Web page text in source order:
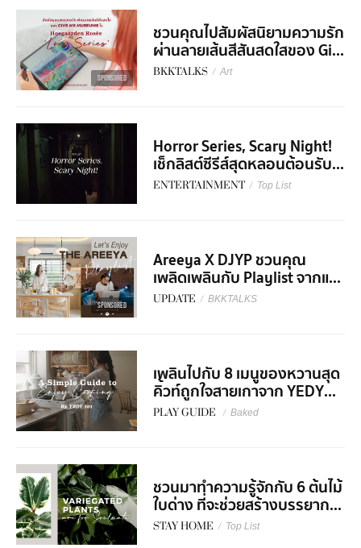
SPONSORED
ชวนคุณไปสัมผัสนิยามความรัก
ผ่านลายเส้นสีสันสดใสของ Gi...
BKKTALKS / Art
Horror Series, Scary Night!
เช็กลิสต์ซีรีส์สุดหลอนต้อนรับ...
ENTERTAINMENT / Top List
SPONSORED
Areeya X DJYP ชวนคุณ
เพลิดเพลินกับ Playlist จากแ...
UPDATE / BKKTALKS
เพลินไปกับ 8 เมนูของหวานสุด
คิ้วท์ถูกใจสายเกาจาก YEDY...
PLAY GUIDE / Baked
ชวนมาทำความรู้จักกับ 6 ต้นไม้
ใบด่าง ที่จะช่วยสร้างบรรยาก...
STAY HOME / Top List